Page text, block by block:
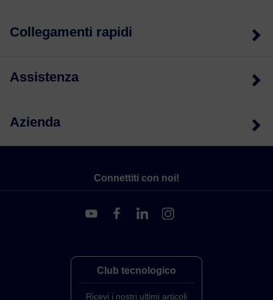
Collegamenti rapidi
Assistenza
Azienda
Connettiti con noi!
Club tecnologico
Ricevi i nostri ultimi articoli